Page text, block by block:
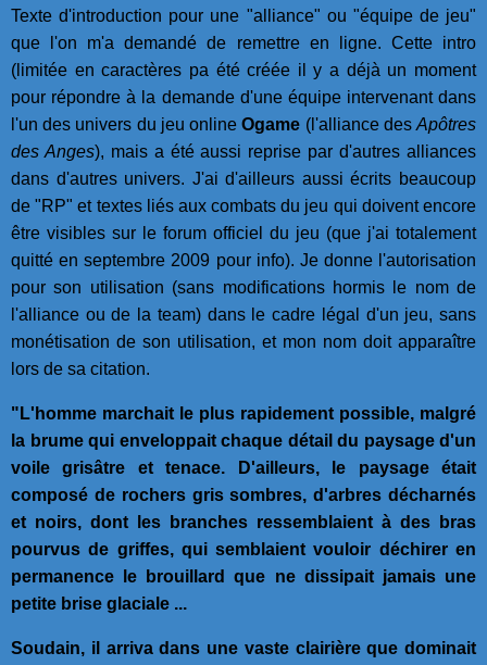
Texte d'introduction pour une "alliance" ou "équipe de jeu"
que l'on m'a demandé de remettre en ligne. Cette intro
(limitée en caractères pa été créée il y a déjà un moment
pour répondre à la demande d'une équipe intervenant dans
l'un des univers du jeu onlineOgame (l'alliance desApôtres
des Anges), mais a été aussi reprise par d'autres alliances
dans d'autres univers. J'ai d'ailleurs aussi écrits beaucoup
de "RP" et textes liés aux combats du jeu qui doivent encore
être visibles sur le forum officiel du jeu (que j'ai totalement
quitté en septembre 2009 pour info). Je donne l'autorisation
pour son utilisation (sans modifications hormis le nom de
l'alliance ou de la team) dans le cadre légal d'un jeu, sans
monétisation de son utilisation, et mon nom doit apparaître
lors de sa citation.
"L'homme marchait le plus rapidement possible, malgré
la brume qui enveloppait chaque détail du paysage d'un
voile grisâtre et tenace. D'ailleurs, le paysage était
composé de rochers gris sombres, d'arbres décharnés
et noirs, dont les branches ressemblaient à des bras
pourvus de griffes, qui semblaient vouloir déchirer en
permanence le brouillard que ne dissipait jamais une
petite brise glaciale ...
Soudain, il arriva dans une vaste clairière que dominait